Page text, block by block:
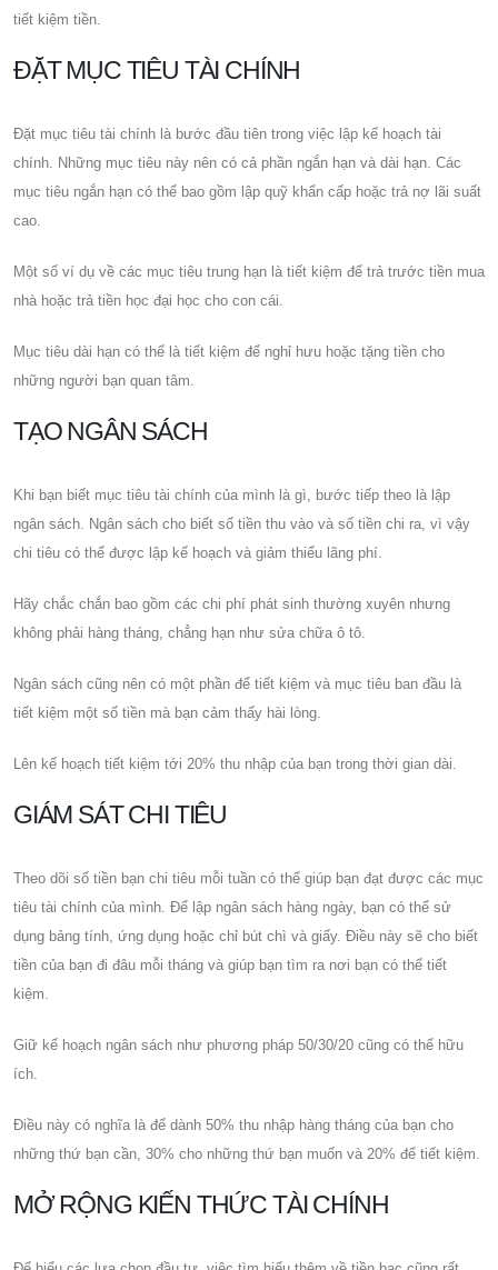
tiết kiệm tiền.
ĐẶT MỤC TIÊU TÀI CHÍNH
Đặt mục tiêu tài chính là bước đầu tiên trong việc lập kế hoạch tài
chính. Những mục tiêu này nên có cả phần ngắn hạn và dài hạn. Các
mục tiêu ngắn hạn có thể bao gồm lập quỹ khẩn cấp hoặc trả nợ lãi suất
cao.
Một số ví dụ về các mục tiêu trung hạn là tiết kiệm để trả trước tiền mua
nhà hoặc trả tiền học đại học cho con cái.
Mục tiêu dài hạn có thể là tiết kiệm để nghỉ hưu hoặc tặng tiền cho
những người bạn quan tâm.
TẠO NGÂN SÁCH
Khi bạn biết mục tiêu tài chính của mình là gì, bước tiếp theo là lập
ngân sách. Ngân sách cho biết số tiền thu vào và số tiền chi ra, vì vậy
chi tiêu có thể được lập kế hoạch và giảm thiểu lãng phí.
Hãy chắc chắn bao gồm các chi phí phát sinh thường xuyên nhưng
không phải hàng tháng, chẳng hạn như sửa chữa ô tô.
Ngân sách cũng nên có một phần để tiết kiệm và mục tiêu ban đầu là
tiết kiệm một số tiền mà bạn cảm thấy hài lòng.
Lên kế hoạch tiết kiệm tới 20% thu nhập của bạn trong thời gian dài.
GIÁM SÁT CHI TIÊU
Theo dõi số tiền bạn chi tiêu mỗi tuần có thể giúp bạn đạt được các mục
tiêu tài chính của mình. Để lập ngân sách hàng ngày, bạn có thể sử
dụng bảng tính, ứng dụng hoặc chỉ bút chì và giấy. Điều này sẽ cho biết
tiền của bạn đi đâu mỗi tháng và giúp bạn tìm ra nơi bạn có thể tiết
kiệm.
Giữ kế hoạch ngân sách như phương pháp 50/30/20 cũng có thể hữu
ích.
Điều này có nghĩa là để dành 50% thu nhập hàng tháng của bạn cho
những thứ bạn cần, 30% cho những thứ bạn muốn và 20% để tiết kiệm.
MỞ RỘNG KIẾN ​​THỨC TÀI CHÍNH